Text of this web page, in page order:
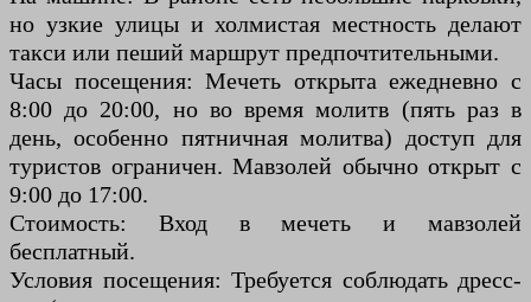
но узкие улицы и холмистая местность делают
такси или пеший маршрут предпочтительными.
Часы посещения: Мечеть открыта ежедневно с
8:00 до 20:00, но во время молитв (пять раз в
день, особенно пятничная молитва) доступ для
туристов ограничен. Мавзолей обычно открыт с
9:00 до 17:00.
Стоимость: Вход в мечеть и мавзолей
бесплатный.
Условия посещения: Требуется соблюдать дресс-